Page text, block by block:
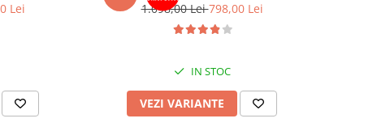
Lei
1.098,00 Lei798,00 Lei
IN STOC
VEZI VARIANTE